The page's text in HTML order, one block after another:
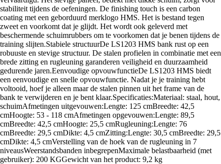
stabiliteit tijdens de oefeningen. De finishing touch is een carbon
coating met een geborduurd merklogo HMS. Het is bestand tegen
zweet en voorkomt dat je glijdt. Het wordt ook geleverd met
beschermende schuimrubbers om te voorkomen dat je benen tijdens de
training slijten.Stabiele structuurDe LS1203 HMS bank rust op een
robuuste en stevige structuur. De stalen profielen in combinatie met een
brede zitting en rugleuning garanderen veiligheid en duurzaamheid
gedurende jaren.Eenvoudige opvouwfunctieDe LS1203 HMS biedt
een eenvoudige en snelle opvouwfunctie. Nadat je je training hebt
voltooid, hoef je alleen maar de stalen pinnen uit het frame van de
bank te verwijderen en je bent klaar.Specificaties:Materiaal: staal, hout,
schuimAfmetingen uitgevouwen:Lengte: 125 cmBreedte: 42,5
cmHoogte: 53 - 118 cmAfmetingen opgevouwen:Lengte: 89,5
cmBreedte: 42,5 cmHoogte: 25,5 cmRugleuning:Lengte: 76
cmBreedte: 29,5 cmDikte: 4,5 cmZitting:Lengte: 30,5 cmBreedte: 29,5
cmDikte: 4,5 cmVerstelling van de hoek van de rugleuning in 7
niveausWeerstandsbanden inbegrepenMaximale belastbaarheid (met
gebruiker): 200 KGGewicht van het product: 9,2 kg